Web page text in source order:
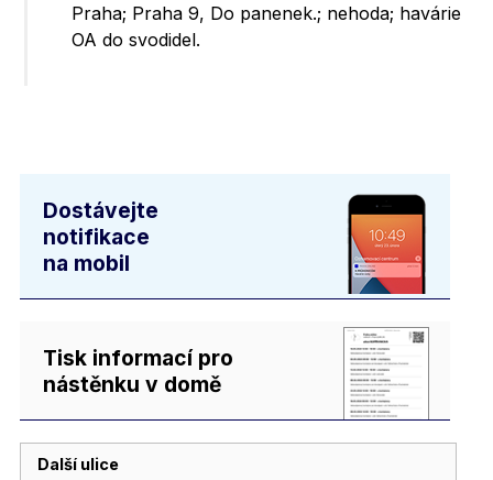
Praha; Praha 9, Do panenek.; nehoda; havárie
OA do svodidel.
Dostávejte
notifikace
na mobil
Tisk informací pro
nástěnku v domě
Další ulice